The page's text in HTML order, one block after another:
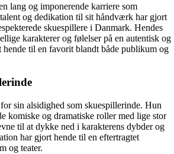
lang og imponerende karriere som
og dedikation til sit håndværk har gjort
skuespillere i Danmark. Hendes
karakterer og følelser på en autentisk og
til en favorit blandt både publikum og
sin alsidighed som skuespillerinde. Hun
komiske og dramatiske roller med lige stor
til at dykke ned i karakterens dybder og
har gjort hende til en eftertragtet
og teater.